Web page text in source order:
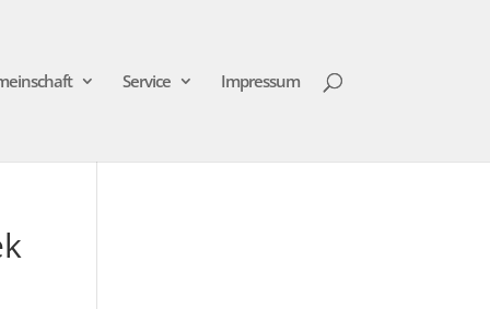
Service Impressum